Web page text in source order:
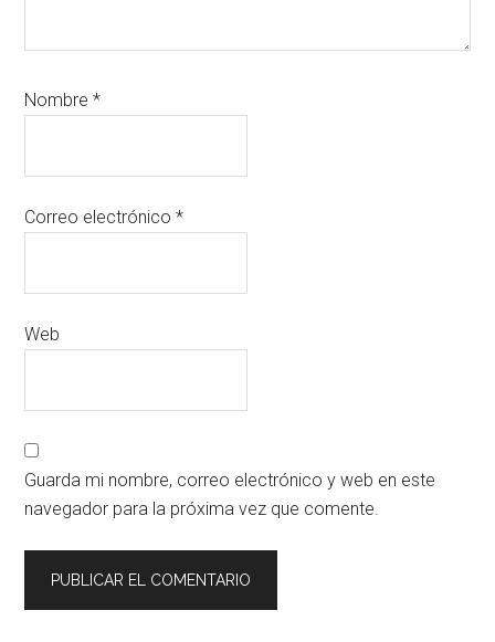
Nombre*
Correo electrónico*
Web
Guarda mi nombre, correo electrónico y web en este
navegador para la próxima vez que comente.